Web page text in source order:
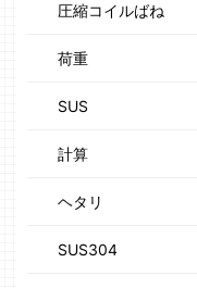
圧縮コイルばね
荷重
SUS
計算
ヘタリ
SUS304